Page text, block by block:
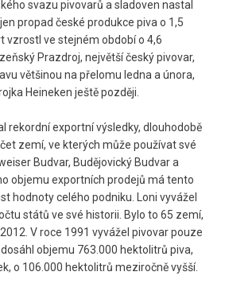
svazu pivovarů a sladoven nastal
propad české produkce piva o 1,5
vzrostl ve stejném období o 4,6
Prazdroj, největší český pivovar,
většinou na přelomu ledna a února,
Heineken ještě později.
rekordní exportní výsledky, dlouhodobě
zemí, ve kterých může používat své
Budvar, Budějovický Budvar a
objemu exportních prodejů má tento
hodnoty celého podniku. Loni vyvážel
států ve své historii. Bylo to 65 zemí,
V roce 1991 vyvážel pivovar pouze
objemu 763.000 hektolitrů piva,
o 106.000 hektolitrů meziročně vyšší.